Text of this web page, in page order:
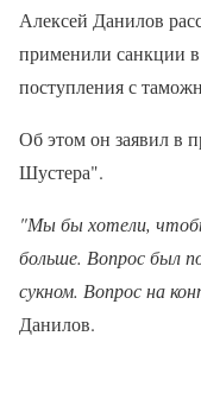
Алексей Данилов
применили санкции
поступления с
Об этом он заявил в
Шустера".
"Мы бы хотели,
больше. Вопрос был
сукном. Вопрос на
Данилов.